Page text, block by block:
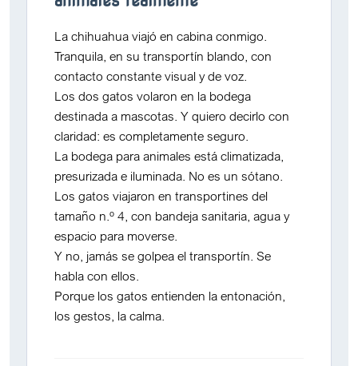
Lachihuahua viajó en cabina conmigo.
Tranquila, en su transportín blando, con
contacto constante visual y de voz.
Losdos gatos volaron en la bodega
destinada a mascotas. Y quiero decirlo con
claridad:es completamente seguro.
La bodega para animales está climatizada,
presurizada e iluminada. No es un sótano.
Los gatos viajaron entransportines del
tamaño n.º 4, con bandeja sanitaria, agua y
espacio para moverse.
Y no, jamás se golpea el transportín. Se
habla con ellos.
Porque los gatosentienden la entonación,
los gestos, la calma.